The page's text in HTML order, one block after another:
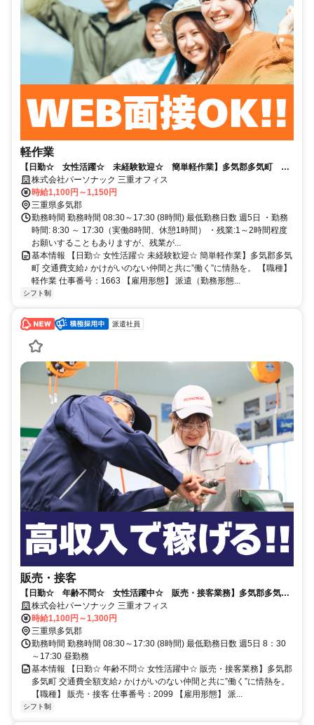
軽作業
【日勤☆ 女性活躍☆ 未経験歓迎☆ 簡単軽作業】多気郡多気町 交
通費支給♪
株式会社パーソナック 三重オフィス
時給1,100円～1,150円
三重県多気郡
勤務時間 勤務時間 08:30～17:30 (8時間) 最低勤務日数 週5日 ・勤務
時間: 8:30 ～ 17:30（実働8時間、休憩1時間） ・残業:1～2時間程度
お願いすることもありますが、残業が...
基本情報 【日勤☆ 女性活躍☆ 未経験歓迎☆ 簡単軽作業】多気郡多気
町 交通費支給♪ かけがいのない仲間と共に”働く”に情熱を。 【職種】
軽作業 仕事番号：1663 【雇用形態】 派遣（勤務形態...
シフト制
派遣社員
販売・接客
【日勤☆ 年齢不問☆ 女性活躍中☆ 販売・接客業務】多気郡多気
町 交通費全額支給♪
株式会社パーソナック 三重オフィス
時給1,100円～1,300円
三重県多気郡
勤務時間 勤務時間 08:30～17:30 (8時間) 最低勤務日数 週5日 8：30
～17:30 昼勤務
基本情報 【日勤☆ 年齢不問☆ 女性活躍中☆ 販売・接客業務】多気郡
多気町 交通費全額支給♪ かけがいのない仲間と共に”働く”に情熱を。
【職種】 販売・接客 仕事番号：2099 【雇用形態】 派...
シフト制